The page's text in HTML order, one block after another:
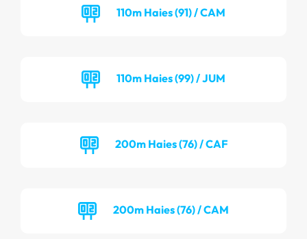
110m Haies (91) / CAM
110m Haies (99) / JUM
200m Haies (76) / CAF
200m Haies (76) / CAM